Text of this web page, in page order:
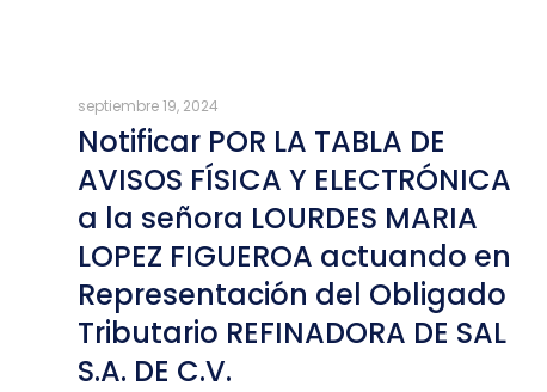
septiembre 19, 2024
Notificar POR LA TABLA DE
AVISOS FÍSICA Y ELECTRÓNICA
a la señora LOURDES MARIA
LOPEZ FIGUEROA actuando en
Representación del Obligado
Tributario REFINADORA DE SAL
S.A. DE C.V.